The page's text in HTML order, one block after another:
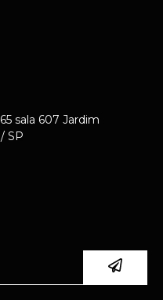
sala 607 Jardim
SP